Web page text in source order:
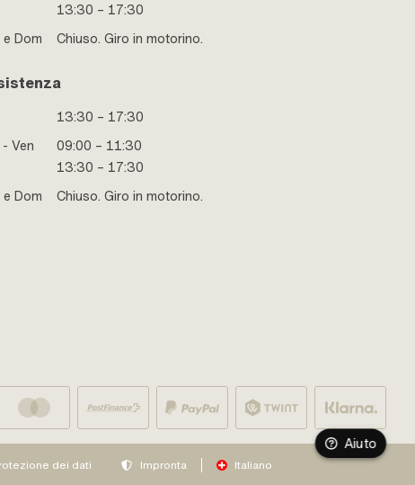
13:30 – 17:30
Dom
Chiuso. Giro in motorino.
13:30 – 17:30
Ven
09:00 – 11:30
13:30 – 17:30
Dom
Chiuso. Giro in motorino.
dei dati Impronta Italiano
Aiuto